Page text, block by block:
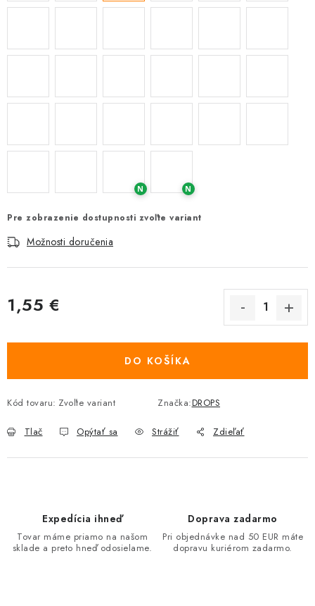
N N
Pre zobrazenie dostupnosti zvoľte variant
Možnosti doručenia
1,55 €
DO KOŠÍKA
Kód tovaru: Zvoľte variant Značka:DROPS
Tlač Opýtať sa Strážiť Zdieľať
Expedícia ihneď
Tovar máme priamo na našom
sklade a preto hneď odosielame.
Doprava zadarmo
Pri objednávke nad 50 EUR máte
dopravu kuriérom zadarmo.